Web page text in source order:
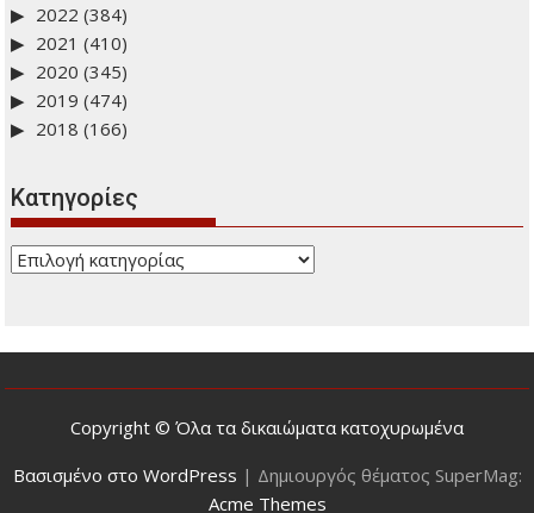
2022 (384)
2021 (410)
2020 (345)
2019 (474)
2018 (166)
Kατηγορίες
Kατηγορίες
Copyright © Όλα τα δικαιώματα κατοχυρωμένα
Βασισμένο στο WordPress | Δημιουργός θέματος SuperMag:
Acme Themes